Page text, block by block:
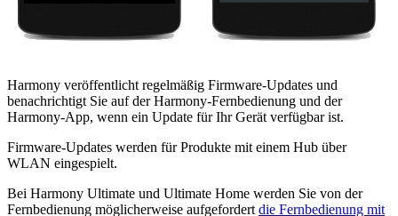
Harmony veröffentlicht regelmäßig Firmware-Updates und
benachrichtigt Sie auf der Harmony-Fernbedienung und der
Harmony-App, wenn ein Update für Ihr Gerät verfügbar ist.
Firmware-Updates werden für Produkte mit einem Hub über
WLAN eingespielt.
Bei Harmony Ultimate und Ultimate Home werden Sie von der
Fernbedienung möglicherweise aufgefordert die Fernbedienung mit